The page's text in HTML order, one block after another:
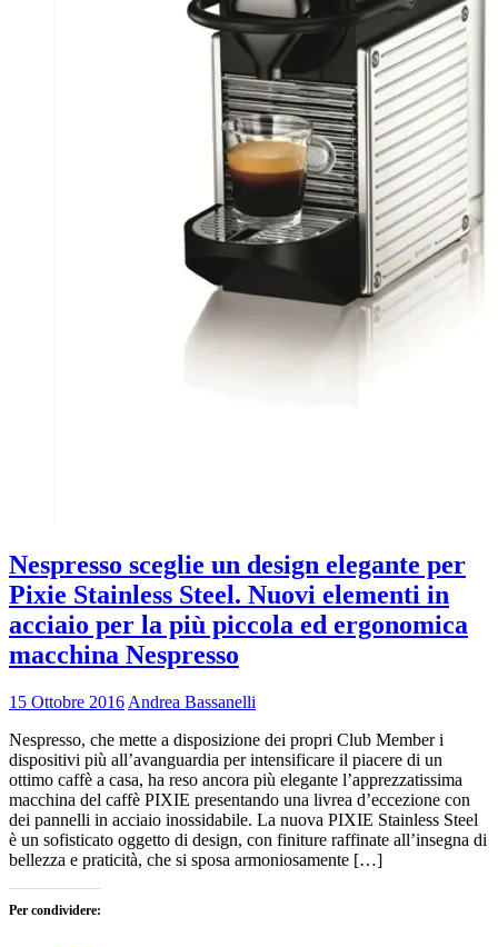
Nespresso sceglie un design elegante per
Pixie Stainless Steel. Nuovi elementi in
acciaio per la più piccola ed ergonomica
macchina Nespresso
15 Ottobre 2016 Andrea Bassanelli
Nespresso, che mette a disposizione dei propri Club Member i
dispositivi più all’avanguardia per intensificare il piacere di un
ottimo caffè a casa, ha reso ancora più elegante l’apprezzatissima
macchina del caffè PIXIE presentando una livrea d’eccezione con
dei pannelli in acciaio inossidabile. La nuova PIXIE Stainless Steel
è un sofisticato oggetto di design, con finiture raffinate all’insegna di
bellezza e praticità, che si sposa armoniosamente […]
Per condividere: